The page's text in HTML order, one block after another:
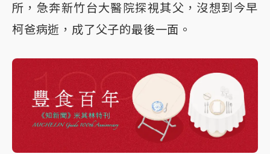
所，急奔新竹台大醫院探視其父，沒想到今早
柯爸病逝，成了父子的最後一面。